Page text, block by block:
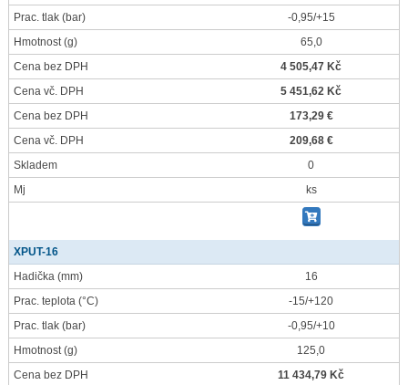
Prac. tlak (bar)
-0,95/+15
Hmotnost(g)
65,0
Cena bez DPH
4 505,47 Kč
Cena vč. DPH
5 451,62 Kč
Cena bez DPH
173,29 €
Cena vč. DPH
209,68 €
Skladem
0
Mj
ks
XPUT-16
Hadička (mm)
16
Prac. teplota (°C)
-15/+120
Prac. tlak (bar)
-0,95/+10
Hmotnost(g)
125,0
Cena bez DPH
11 434,79 Kč